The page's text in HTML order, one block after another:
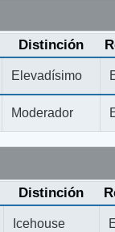
Distinción
Elevadísimo
Moderador
Distinción
Icehouse